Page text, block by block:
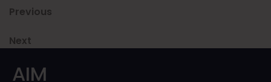
Post
navigation
Previous
Previous
Next
Next
AIM